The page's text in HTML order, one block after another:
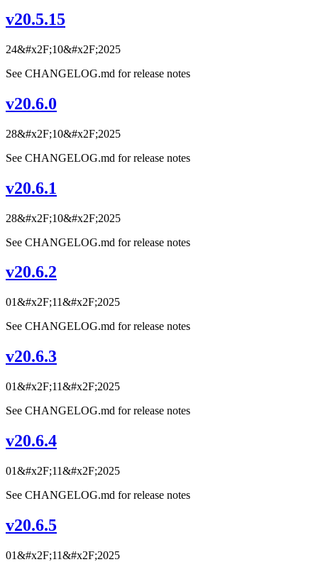
v20.5.15
24&#x2F;10&#x2F;2025
See CHANGELOG.md for release notes
v20.6.0
28&#x2F;10&#x2F;2025
See CHANGELOG.md for release notes
v20.6.1
28&#x2F;10&#x2F;2025
See CHANGELOG.md for release notes
v20.6.2
01&#x2F;11&#x2F;2025
See CHANGELOG.md for release notes
v20.6.3
01&#x2F;11&#x2F;2025
See CHANGELOG.md for release notes
v20.6.4
01&#x2F;11&#x2F;2025
See CHANGELOG.md for release notes
v20.6.5
01&#x2F;11&#x2F;2025